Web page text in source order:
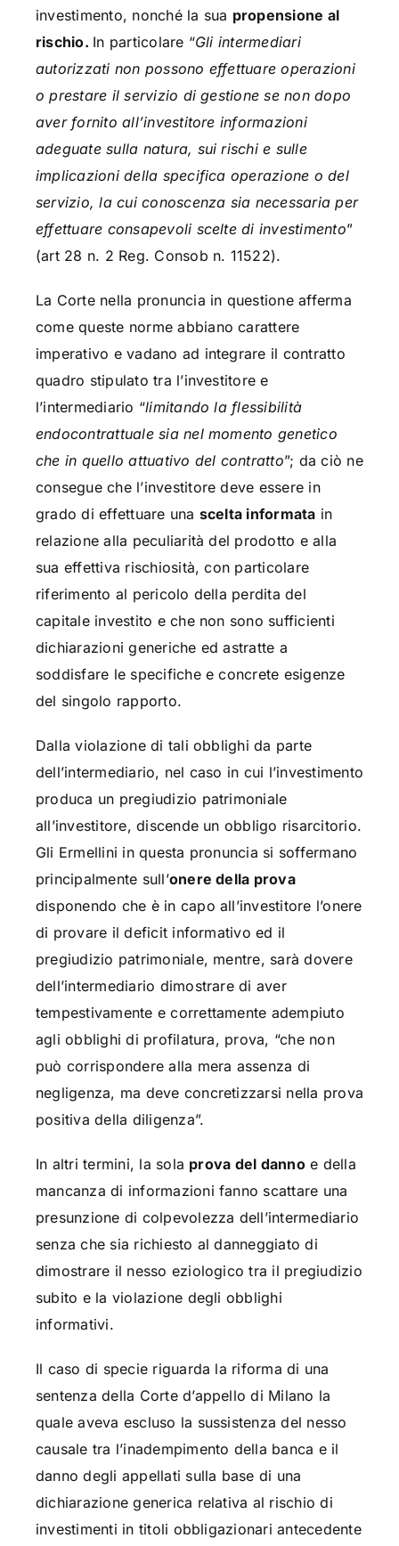
investimento, nonché la sua propensione al
rischio. In particolare “Gli intermediari
autorizzati non possono effettuare operazioni
o prestare il servizio di gestione se non dopo
aver fornito all’investitore informazioni
adeguate sulla natura, sui rischi e sulle
implicazioni della specifica operazione o del
servizio, la cui conoscenza sia necessaria per
effettuare consapevoli scelte di investimento”
(art 28 n. 2 Reg. Consob n. 11522).
La Corte nella pronuncia in questione afferma
come queste norme abbiano carattere
imperativo e vadano ad integrare il contratto
quadro stipulato tra l’investitore e
l’intermediario “limitando la flessibilità
endocontrattuale sia nel momento genetico
che in quello attuativo del contratto”; da ciò ne
consegue che l’investitore deve essere in
grado di effettuare una scelta informata in
relazione alla peculiarità del prodotto e alla
sua effettiva rischiosità, con particolare
riferimento al pericolo della perdita del
capitale investito e che non sono sufficienti
dichiarazioni generiche ed astratte a
soddisfare le specifiche e concrete esigenze
del singolo rapporto.
Dalla violazione di tali obblighi da parte
dell’intermediario, nel caso in cui l’investimento
produca un pregiudizio patrimoniale
all’investitore, discende un obbligo risarcitorio.
Gli Ermellini in questa pronuncia si soffermano
principalmente sull’onere della prova
disponendo che è in capo all’investitore l’onere
di provare il deficit informativo ed il
pregiudizio patrimoniale, mentre, sarà dovere
dell’intermediario dimostrare di aver
tempestivamente e correttamente adempiuto
agli obblighi di profilatura, prova, “che non
può corrispondere alla mera assenza di
negligenza, ma deve concretizzarsi nella prova
positiva della diligenza”.
In altri termini, la sola prova del dannoe della
mancanza di informazioni fanno scattare una
presunzione di colpevolezza dell’intermediario
senza che sia richiesto al danneggiato di
dimostrare il nesso eziologico tra il pregiudizio
subito e la violazione degli obblighi
informativi.
Il caso di specie riguarda la riforma di una
sentenza della Corte d’appello di Milano la
quale aveva escluso la sussistenza del nesso
causale tra l’inadempimento della banca e il
danno degli appellati sulla base di una
dichiarazione generica relativa al rischio di
investimenti in titoli obbligazionari antecedente